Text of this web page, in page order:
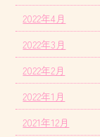
2022年4月
2022年3月
2022年2月
2022年1月
2021年12月